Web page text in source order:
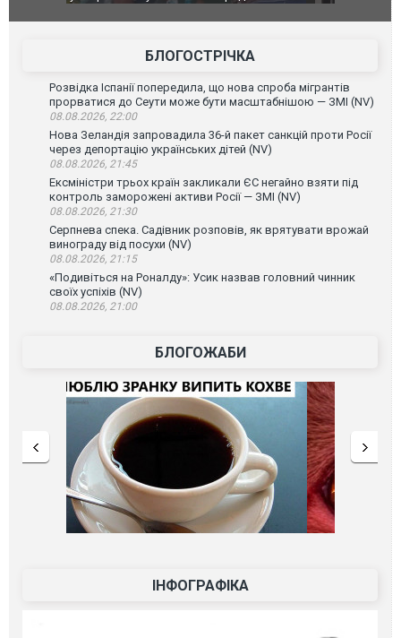
фільму
БЛОГОСТРІЧКА
Розвідка Іспанії попередила, що нова спроба мігрантів
прорватися до Сеути може бути масштабнішою — ЗМІ (NV)
08.08.2026, 22:00
Нова Зеландія запровадила 36-й пакет санкцій проти Росії
через депортацію українських дітей (NV)
08.08.2026, 21:45
Ексміністри трьох країн закликали ЄС негайно взяти під
контроль заморожені активи Росії — ЗМІ (NV)
08.08.2026, 21:30
Серпнева спека. Садівник розповів, як врятувати врожай
винограду від посухи (NV)
08.08.2026, 21:15
«Подивіться на Роналду»: Усик назвав головний чинник
своїх успіхів (NV)
08.08.2026, 21:00
БЛОГОЖАБИ
ІНФОГРАФІКА